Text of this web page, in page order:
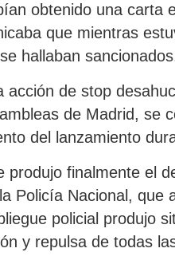
obtenido una carta
que mientras
hallaban
acción de stop
de Madrid, se
del lanzamiento
finalmente el
Policía Nacional, que
policial produjo
y repulsa de todas